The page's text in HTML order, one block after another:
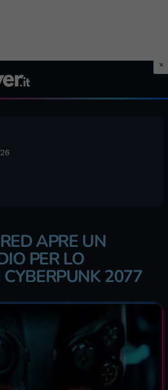
APRE UN
PER LO
2077